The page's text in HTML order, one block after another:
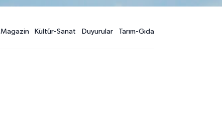
Magazin Kültür-Sanat Duyurular Tarım-Gıda